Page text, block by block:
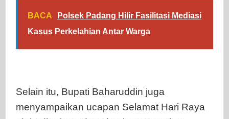
BACA
Polsek Padang Hilir Fasilitasi Mediasi
Kasus Perkelahian Antar Warga
Selain itu, Bupati Baharuddin juga
menyampaikan ucapan Selamat Hari Raya